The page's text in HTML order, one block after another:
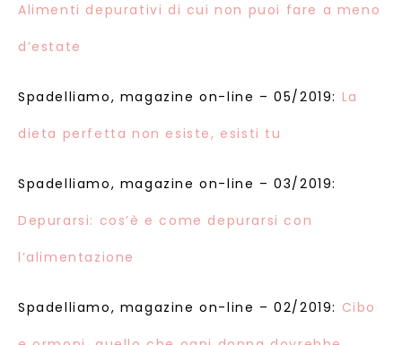
Alimenti depurativi di cui non puoi fare a meno
d’estate
Spadelliamo, magazine on-line – 05/2019: La
dieta perfetta non esiste, esisti tu
Spadelliamo, magazine on-line – 03/2019:
Depurarsi: cos’è e come depurarsi con
l’alimentazione
Spadelliamo, magazine on-line – 02/2019: Cibo